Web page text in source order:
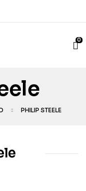
0
PHILIP STEELE